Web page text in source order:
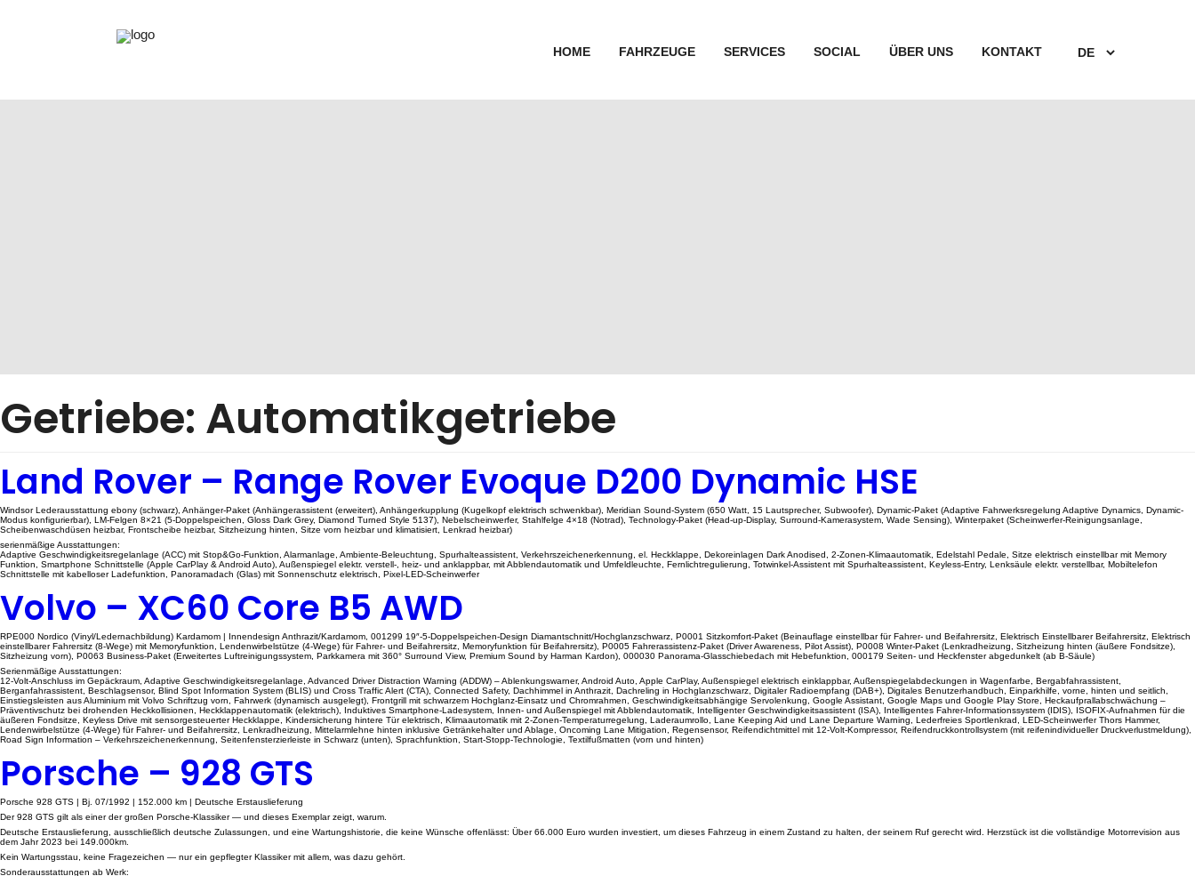
HOME FAHRZEUGE SERVICES SOCIAL ÜBER UNS KONTAKT
Getriebe: Automatikgetriebe
Land Rover – Range Rover Evoque D200 Dynamic HSE
Windsor Lederausstattung ebony (schwarz), Anhänger-Paket (Anhängerassistent (erweitert), Anhängerkupplung (Kugelkopf elektrisch schwenkbar), Meridian Sound-System (650 Watt, 15 Lautsprecher, Subwoofer), Dynamic-Paket (Adaptive Fahrwerksregelung Adaptive Dynamics, Dynamic-
Modus konfigurierbar), LM-Felgen 8×21 (5-Doppelspeichen, Gloss Dark Grey, Diamond Turned Style 5137), Nebelscheinwerfer, Stahlfelge 4×18 (Notrad), Technology-Paket (Head-up-Display, Surround-Kamerasystem, Wade Sensing), Winterpaket (Scheinwerfer-Reinigungsanlage,
Scheibenwaschdüsen heizbar, Frontscheibe heizbar, Sitzheizung hinten, Sitze vorn heizbar und klimatisiert, Lenkrad heizbar)
serienmäßige Ausstattungen:
Adaptive Geschwindigkeitsregelanlage (ACC) mit Stop&Go-Funktion, Alarmanlage, Ambiente-Beleuchtung, Spurhalteassistent, Verkehrszeichenerkennung, el. Heckklappe, Dekoreinlagen Dark Anodised, 2-Zonen-Klimaautomatik, Edelstahl Pedale, Sitze elektrisch einstellbar mit Memory
Funktion, Smartphone Schnittstelle (Apple CarPlay & Android Auto), Außenspiegel elektr. verstell-, heiz- und anklappbar, mit Abblendautomatik und Umfeldleuchte, Fernlichtregulierung, Totwinkel-Assistent mit Spurhalteassistent, Keyless-Entry, Lenksäule elektr. verstellbar, Mobiltelefon
Schnittstelle mit kabelloser Ladefunktion, Panoramadach (Glas) mit Sonnenschutz elektrisch, Pixel-LED-Scheinwerfer
Volvo – XC60 Core B5 AWD
RPE000 Nordico (Vinyl/Ledernachbildung) Kardamom | Innendesign Anthrazit/Kardamom, 001299 19″-5-Doppelspeichen-Design Diamantschnitt/Hochglanzschwarz, P0001 Sitzkomfort-Paket (Beinauflage einstellbar für Fahrer- und Beifahrersitz, Elektrisch Einstellbarer Beifahrersitz, Elektrisch
einstellbarer Fahrersitz (8-Wege) mit Memoryfunktion, Lendenwirbelstütze (4-Wege) für Fahrer- und Beifahrersitz, Memoryfunktion für Beifahrersitz), P0005 Fahrerassistenz-Paket (Driver Awareness, Pilot Assist), P0008 Winter-Paket (Lenkradheizung, Sitzheizung hinten (äußere Fondsitze),
Sitzheizung vorn), P0063 Business-Paket (Erweitertes Luftreinigungssystem, Parkkamera mit 360° Surround View, Premium Sound by Harman Kardon), 000030 Panorama-Glasschiebedach mit Hebefunktion, 000179 Seiten- und Heckfenster abgedunkelt (ab B-Säule)
Serienmäßige Ausstattungen:
12-Volt-Anschluss im Gepäckraum, Adaptive Geschwindigkeitsregelanlage, Advanced Driver Distraction Warning (ADDW) – Ablenkungswarner, Android Auto, Apple CarPlay, Außenspiegel elektrisch einklappbar, Außenspiegelabdeckungen in Wagenfarbe, Bergabfahrassistent,
Berganfahrassistent, Beschlagsensor, Blind Spot Information System (BLIS) und Cross Traffic Alert (CTA), Connected Safety, Dachhimmel in Anthrazit, Dachreling in Hochglanzschwarz, Digitaler Radioempfang (DAB+), Digitales Benutzerhandbuch, Einparkhilfe, vorne, hinten und seitlich,
Einstiegsleisten aus Aluminium mit Volvo Schriftzug vorn, Fahrwerk (dynamisch ausgelegt), Frontgrill mit schwarzem Hochglanz-Einsatz und Chromrahmen, Geschwindigkeitsabhängige Servolenkung, Google Assistant, Google Maps und Google Play Store, Heckaufprallabschwächung –
Präventivschutz bei drohenden Heckkollisionen, Heckklappenautomatik (elektrisch), Induktives Smartphone-Ladesystem, Innen- und Außenspiegel mit Abblendautomatik, Intelligenter Geschwindigkeitsassistent (ISA), Intelligentes Fahrer-Informationssystem (IDIS), ISOFIX-Aufnahmen für die
äußeren Fondsitze, Keyless Drive mit sensorgesteuerter Heckklappe, Kindersicherung hintere Tür elektrisch, Klimaautomatik mit 2-Zonen-Temperaturregelung, Laderaumrollo, Lane Keeping Aid und Lane Departure Warning, Lederfreies Sportlenkrad, LED-Scheinwerfer Thors Hammer,
Lendenwirbelstütze (4-Wege) für Fahrer- und Beifahrersitz, Lenkradheizung, Mittelarmlehne hinten inklusive Getränkehalter und Ablage, Oncoming Lane Mitigation, Regensensor, Reifendichtmittel mit 12-Volt-Kompressor, Reifendruckkontrollsystem (mit reifenindividueller Druckverlustmeldung),
Road Sign Information – Verkehrszeichenerkennung, Seitenfensterzierleiste in Schwarz (unten), Sprachfunktion, Start-Stopp-Technologie, Textilfußmatten (vorn und hinten)
Porsche – 928 GTS
Porsche 928 GTS | Bj. 07/1992 | 152.000 km | Deutsche Erstauslieferung
Der 928 GTS gilt als einer der großen Porsche-Klassiker — und dieses Exemplar zeigt, warum.
Deutsche Erstauslieferung, ausschließlich deutsche Zulassungen, und eine Wartungshistorie, die keine Wünsche offenlässt: Über 66.000 Euro wurden investiert, um dieses Fahrzeug in einem Zustand zu halten, der seinem Ruf gerecht wird. Herzstück ist die vollständige Motorrevision aus
dem Jahr 2023 bei 149.000km.
Kein Wartungsstau, keine Fragezeichen — nur ein gepflegter Klassiker mit allem, was dazu gehört.
Sonderausstattungen ab Werk: